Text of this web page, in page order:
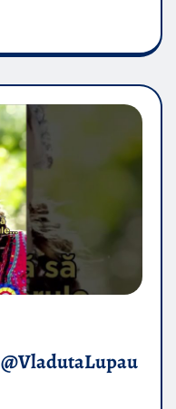
​@VladutaLupau